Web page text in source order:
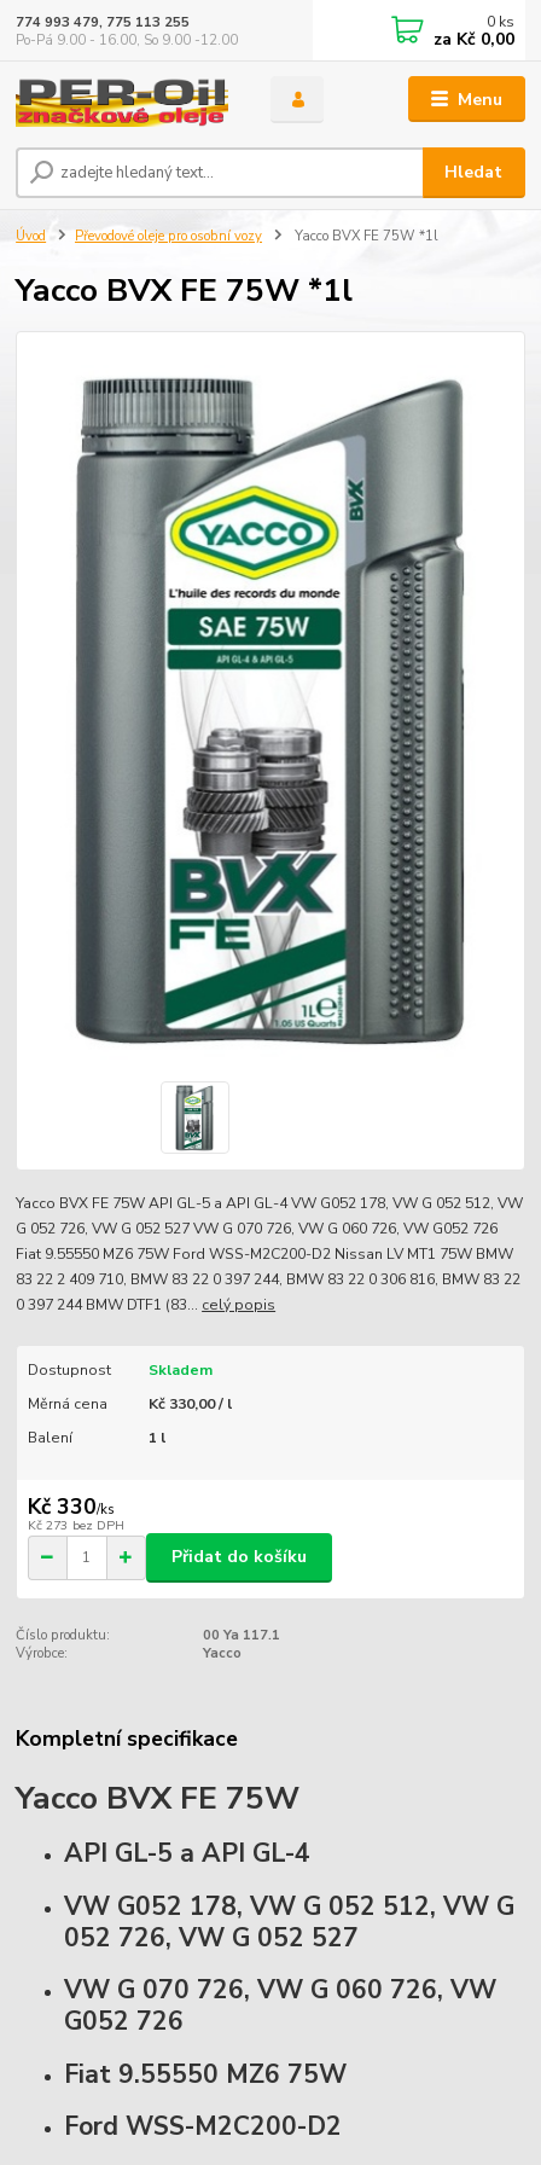
Menu
Hledat
774 993 479, 775 113 255
Po-Pá 9.00 - 16.00, So 9.00 -12.00
0 ks
za Kč 0,00
Úvod Převodové oleje pro osobní vozy Yacco BVX FE 75W *1l
Yacco BVX FE 75W *1l
Yacco BVX FE 75W API GL-5 a API GL-4 VW G052 178, VW G 052 512, VW
G 052 726, VW G 052 527 VW G 070 726, VW G 060 726, VW G052 726
Fiat 9.55550 MZ6 75W Ford WSS-M2C200-D2 Nissan LV MT1 75W BMW
83 22 2 409 710, BMW 83 22 0 397 244, BMW 83 22 0 306 816, BMW 83 22
0 397 244 BMW DTF1 (83... celý popis
Dostupnost
Skladem
Měrná cena
Kč 330,00 / l
Balení
1 l
Kč 330/ks
Kč 273 bez DPH
Přidat do košíku
Číslo produktu:
00 Ya 117.1
Výrobce:
Yacco
Kompletní specifikace
Yacco BVX FE 75W
API GL-5 a API GL-4
VW G052 178, VW G 052 512, VW G
052 726, VW G 052 527
VW G 070 726, VW G 060 726, VW
G052 726
Fiat 9.55550 MZ6 75W
Ford WSS-M2C200-D2